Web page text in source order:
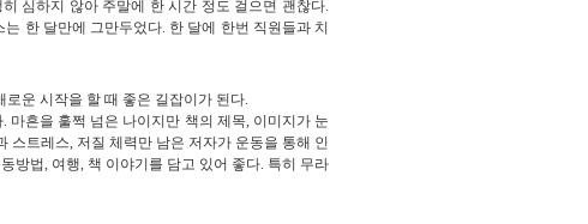
심하지 않아 주말에 한 시간 정도 걸으면 괜찮다.
한 달만에 그만두었다. 한 달에 한번 직원들과 치
운 시작을 할 때 좋은 길잡이가 된다.
마흔을 훌쩍 넘은 나이지만 책의 제목, 이미지가 눈
스트레스, 저질 체력만 남은 저자가 운동을 통해 인
방법, 여행, 책 이야기를 담고 있어 좋다. 특히 무라